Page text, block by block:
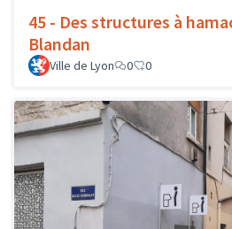
45 - Des structures à
Blandan
Ville de Lyon 0 0